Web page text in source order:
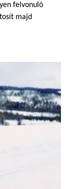
felvonuló
majd